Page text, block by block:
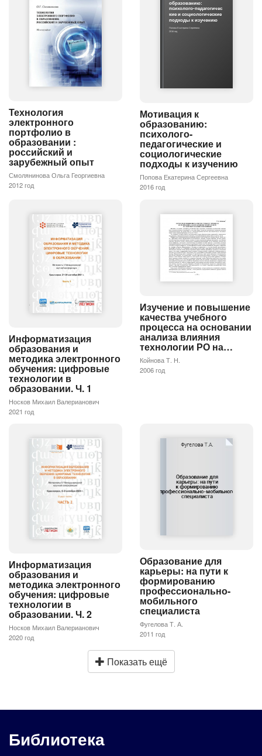
Технология
электронного
портфолио в
образовании :
российский и
зарубежный опыт
Смолянинова Ольга Георгиевна
2012 год
образованию:
психолого-педагогичес
кие и социологические
подходы к изучению
Попова Екатерина Сергеевна
2016 год
Мотивация к
образованию:
психолого-
педагогические и
социологические
подходы к изучению
Попова Екатерина Сергеевна
2016 год
Информатизация
образования и
методика электронного
обучения: цифровые
технологии в
образовании. Ч. 1
Носков Михаил Валерианович
2021 год
Изучение и повышение
качества учебного
процесса на основании
анализа влияния
технологии РО на…
Койнова Т. Н.
2006 год
Информатизация
образования и
методика электронного
обучения: цифровые
технологии в
образовании. Ч. 2
Носков Михаил Валерианович
2020 год
Образование для
карьеры: на пути к
формированию
профессионально-
мобильного
специалиста
Фугелова Т. А.
2011 год
Показать ещё
Библиотека